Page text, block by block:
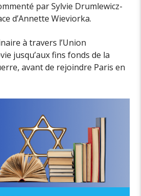
par Sylvie Drumlewicz-
d’Annette Wieviorka.
à travers l’Union
jusqu’aux fins fonds de la
avant de rejoindre Paris en